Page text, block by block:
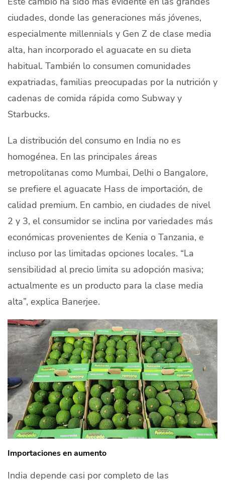
ciudades, donde las generaciones más jóvenes,
especialmente millennials y Gen Z de clase media
alta, han incorporado el aguacate en su dieta
habitual. También lo consumen comunidades
expatriadas, familias preocupadas por la nutrición y
cadenas de comida rápida como Subway y
Starbucks.
La distribución del consumo en India no es
homogénea. En las principales áreas
metropolitanas como Mumbai, Delhi o Bangalore,
se prefiere el aguacate Hass de importación, de
calidad premium. En cambio, en ciudades de nivel
2 y 3, el consumidor se inclina por variedades más
económicas provenientes de Kenia o Tanzania, e
incluso por las limitadas opciones locales. “La
sensibilidad al precio limita su adopción masiva;
actualmente es un producto para la clase media
alta”, explica Banerjee.
Importaciones en aumento
India depende casi por completo de las